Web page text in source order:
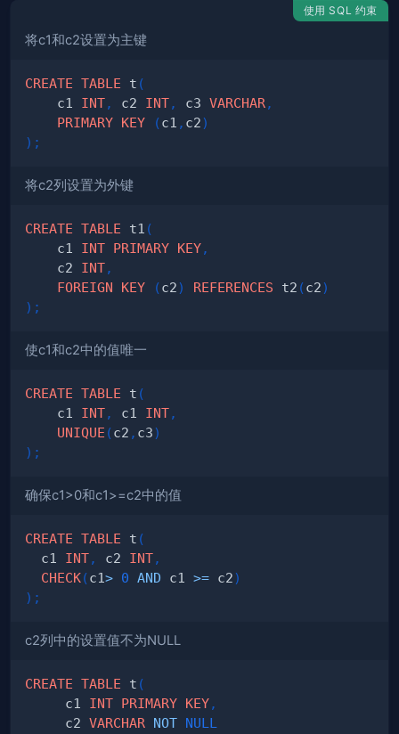
使用 SQL 约束
将c1和c2设置为主键
CREATE TABLE t (
    c1
INT, c2 INT, c3 VARCHAR,
PRIMARY KEY (c1 , c2)
) ;
将c2列设置为外键
CREATE TABLE t1 (
    c1
INT PRIMARY KEY,
    c2
INT,
FOREIGN
KEY (c2) REFERENCES t2 (c2)
) ;
使c1和c2中的值唯一
CREATE TABLE t (
    c1
INT, c1 INT,
UNIQUE (c2 , c3)
) ;
确保c1>0和c1>=c2中的值
CREATE TABLE t (
  c1
INT, c2 INT,
CHECK(c1> 0 AND c1 >= c2)
) ;
c2列中的设置值不为NULL
CREATE TABLE t (
     c1
INT PRIMARY KEY,
     c2
VARCHAR NOT NULL